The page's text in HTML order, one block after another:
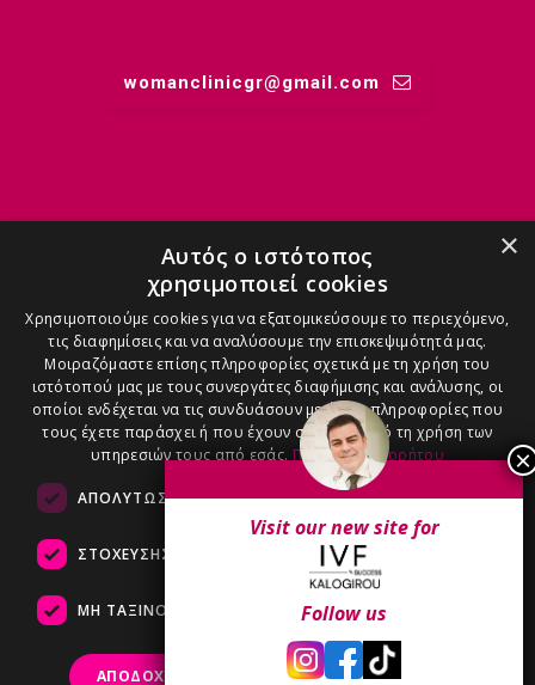
womanclinicgr@gmail.comㅤ
ΜΑΙΕΣ
ΑΝΑΣΤΑΣΊΑ - 6971909090
ΑΓΓΕΛΙΚΉ - 6986100600
ΒΆΣΩ - 6983200800
Visit our new site for
Follow us
×
Αυτός ο ιστότοπος
χρησιμοποιεί cookies
Χρησιμοποιούμε cookies για να εξατομικεύσουμε το περιεχόμενο,
τις διαφημίσεις και να αναλύσουμε την επισκεψιμότητά μας.
Μοιραζόμαστε επίσης πληροφορίες σχετικά με τη χρήση του
ιστότοπού μας με τους συνεργάτες διαφήμισης και ανάλυσης, οι
οποίοι ενδέχεται να τις συνδυάσουν με άλλες πληροφορίες που
τους έχετε παράσχει ή που έχουν συλλέξει από τη χρήση των
υπηρεσιών τους από εσάς. Πολιτική Απορρήτου
ΑΠΟΛΎΤΩΣ ΑΠΑΡΑΊΤΗΤΑ ΑΠΌΔΟΣΗΣ
ΣΤΌΧΕΥΣΗΣ ΛΕΙΤΟΥΡΓΙΚΌΤΗΤΑΣ
ΜΗ ΤΑΞΙΝΟΜΗΜΈΝΑ
ΑΠΟΔΟΧΉ ΌΛΩΝ ΑΠΌΡΡΙΨΗ ΌΛΩΝ